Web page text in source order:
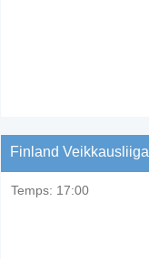
Finland Veikkausliiga
Temps: 17:00